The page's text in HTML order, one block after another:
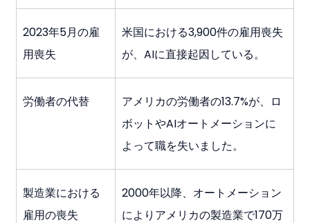
2023年5月の雇
用喪失
米国における3,900件の雇用喪失
が、AIに直接起因している。
労働者の代替
アメリカの労働者の13.7%が、ロ
ボットやAIオートメーションに
よって職を失いました。
製造業における
雇用の喪失
2000年以降、オートメーション
によりアメリカの製造業で170万